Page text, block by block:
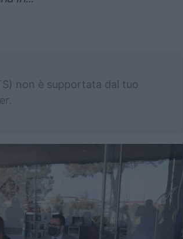
non è supportata dal tuo